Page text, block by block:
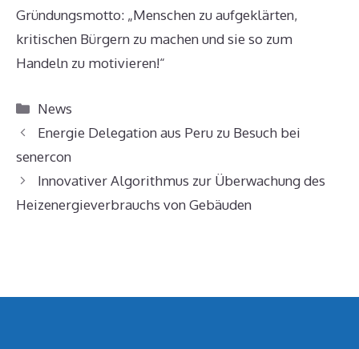
Gründungsmotto: „Menschen zu aufgeklärten,
kritischen Bürgern zu machen und sie so zum
Handeln zu motivieren!“
Kategorien
News
Energie Delegation aus Peru zu Besuch bei
senercon
Innovativer Algorithmus zur Überwachung des
Heizenergieverbrauchs von Gebäuden